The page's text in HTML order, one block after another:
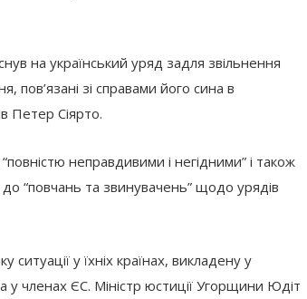
на український уряд задля звільнення
пов’язані зі справами його сина в
Петер Сіярто.
неправдивими і негідними” і також
“повчань та звинувачень” щодо урядів
у їхніх країнах, викладену у
у членах ЄС. Міністр юстиції Угорщини Юдіт